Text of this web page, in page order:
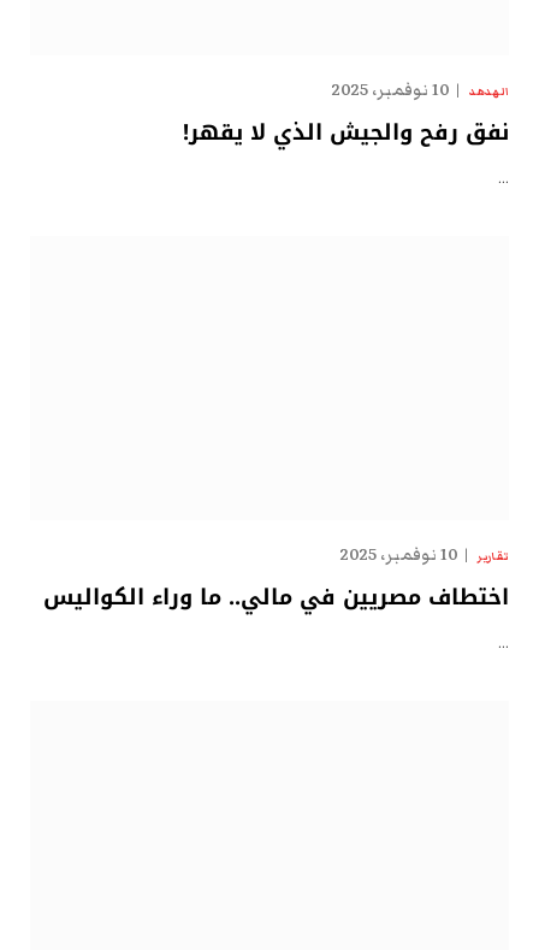
الهدهد 10 نوفمبر، 2025
نفق رفح والجيش الذي لا يقهر!
…
تقارير 10 نوفمبر، 2025
اختطاف مصريين في مالي.. ما وراء الكواليس
…